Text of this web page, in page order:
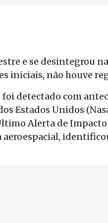
e se desintegrou
iniciais, não houve
foi detectado com
Estados Unidos
Alerta de